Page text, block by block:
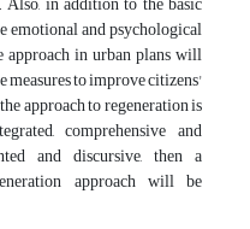
emotional and psychological
approach in urban plans will
measures to improve citizens'
approach to regeneration is
comprehensive and
and discursive, then a
approach will be